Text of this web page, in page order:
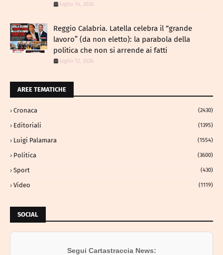
luglio 14, 2026
Reggio Calabria. Latella celebra il “grande
lavoro” (da non eletto): la parabola della
politica che non si arrende ai fatti
luglio 12, 2026
AREE TEMATICHE
Cronaca (2430)
Editoriali (1395)
Luigi Palamara (1554)
Politica (3600)
Sport (430)
Video (1119)
SOCIAL
Segui Cartastraccia News: